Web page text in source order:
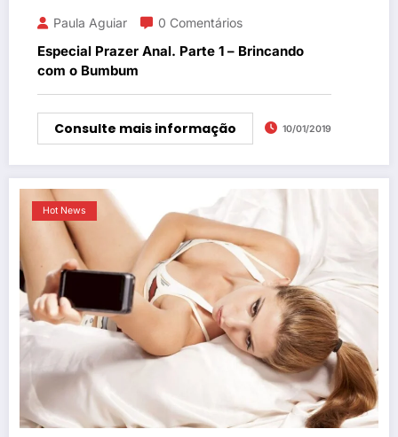
Paula Aguiar 0 Comentários
Especial Prazer Anal. Parte 1 – Brincando
com o Bumbum
Consulte mais informação 10/01/2019
Hot News